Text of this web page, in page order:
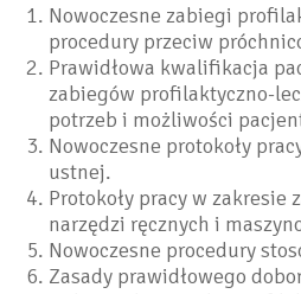
Nowoczesne zabiegi
procedury przeciw
Prawidłowa kwalifikacja
zabiegów profilaktyczno-
potrzeb i możliwości
Nowoczesne protokoły
ustnej.
Protokoły pracy w
narzędzi ręcznych i
Nowoczesne procedury
Zasady prawidłowego